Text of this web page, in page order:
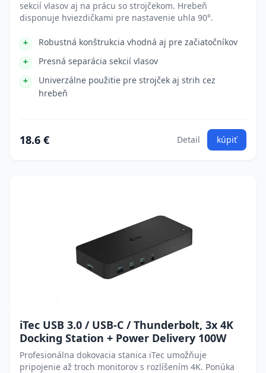
sekcií vlasov aj na prácu so strojčekom. Hrebeň
disponuje hviezdičkami pre nastavenie uhla 90°.
Robustná konštrukcia vhodná aj pre začiatočníkov
Presná separácia sekcií vlasov
Univerzálne použitie pre strojček aj strih cez
hrebeň
18.6 € Detail kúpiť
iTec USB 3.0 / USB-C / Thunderbolt, 3x 4K
Docking Station + Power Delivery 100W
Profesionálna dokovacia stanica iTec umožňuje
pripojenie až troch monitorov s rozlíšením 4K. Ponúka